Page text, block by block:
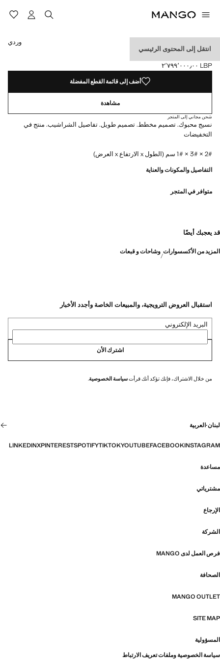
انتقل إلى المحتوى الرئيسي
وشاح مخطط بأهداب
السعر الحالي [LBP ٢٬٧٩٩٬٠٠٠٫٠٠ ]
LBP ٢٬٧٩٩٬٠٠٠٫٠٠
حدد اللون
تم اختيار اللون وردي
وردي
أضف إلى قائمة القطع المفضلة
مشاهدة
شحن مجاني إلى المتجر
نسيج محبوك. تصميم مخطط. تصميم طويل. تفاصيل الشراشيب. منتج في
التخفيضات
2# × 3# × 1# سم (الطول x الارتفاع x العرض)
التفاصيل والمكونات والعناية
متوافر في المتجر
قد يعجبك أيضًا
المزيد من الأكسسوارات وشاحات و قبعات
استقبال العروض الترويجية، والمبيعات الخاصة وأجدد الأخبار
البريد الإلكتروني
اشترك الأن
من خلال الاشتراك، فإنك تؤكد أنك قرأتسياسة الخصوصية.
لبنان·العربية
INSTAGRAM
FACEBOOK
YOUTUBE
TIKTOK
SPOTIFY
PINTEREST
X
LINKEDIN
مساعدة
مشترياتي
الإرجاع
الشركة
فرص العمل لدى MANGO
الصحافة
MANGO OUTLET
SITE MAP
المسؤولية
سياسة الخصوصية وملفات تعريف الارتباط